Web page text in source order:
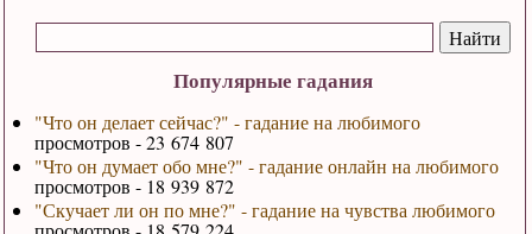
Популярные гадания
"Что он делает сейчас?" - гадание на любимого
просмотров - 23 674 807
"Что он думает обо мне?" - гадание онлайн на любимого
просмотров - 18 939 872
"Скучает ли он по мне?" - гадание на чувства любимого